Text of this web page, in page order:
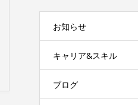
お知らせ
キャリア&スキル
ブログ